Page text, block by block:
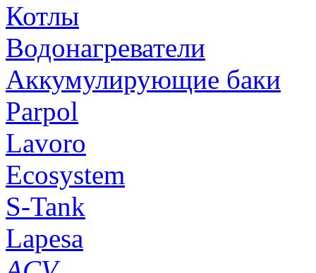
Котлы
Водонагреватели
Аккумулирующие баки
Parpol
Lavoro
Ecosystem
S-Tank
Lapesa